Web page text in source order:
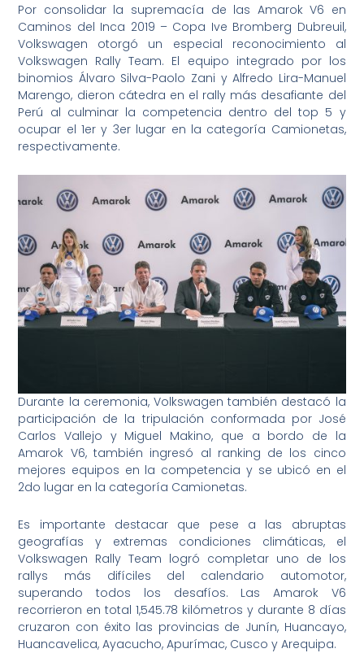
Por consolidar la supremacía de las Amarok V6 en
Caminos del Inca 2019 – Copa Ive Bromberg Dubreuil,
Volkswagen otorgó un especial reconocimiento al
Volkswagen Rally Team. El equipo integrado por los
binomios Álvaro Silva-Paolo Zani y Alfredo Lira-Manuel
Marengo, dieron cátedra en el rally más desafiante del
Perú al culminar la competencia dentro del top 5 y
ocupar el 1er y 3er lugar en la categoría Camionetas,
respectivamente.
Durante la ceremonia, Volkswagen también destacó la
participación de la tripulación conformada por José
Carlos Vallejo y Miguel Makino, que a bordo de la
Amarok V6, también ingresó al ranking de los cinco
mejores equipos en la competencia y se ubicó en el
2do lugar en la categoría Camionetas.
Es importante destacar que pese a las abruptas
geografías y extremas condiciones climáticas, el
Volkswagen Rally Team logró completar uno de los
rallys más difíciles del calendario automotor,
superando todos los desafíos. Las Amarok V6
recorrieron en total 1,545.78 kilómetros y durante 8 días
cruzaron con éxito las provincias de Junín, Huancayo,
Huancavelica, Ayacucho, Apurímac, Cusco y Arequipa.